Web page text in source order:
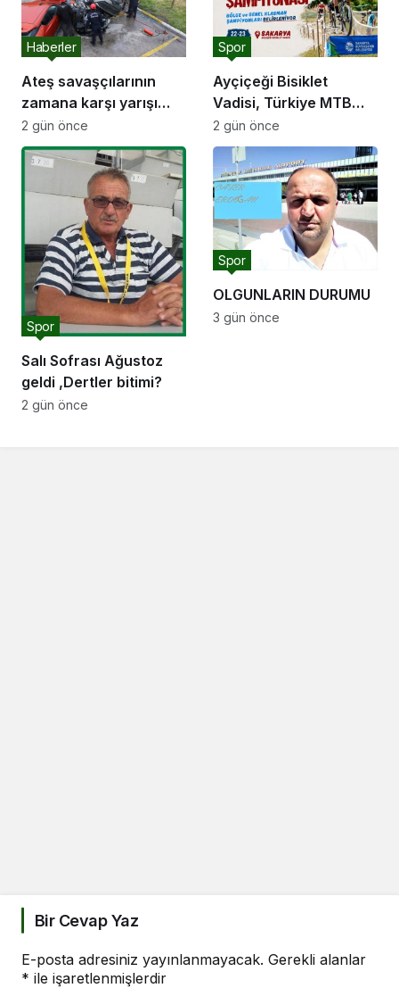
devam edeceğiz”
Ateş savaşçılarının
zamana karşı yarışı
faciaların önüne geçti
Haberler
2 gün önce
Ayçiçeği Bisiklet
Vadisi, Türkiye MTB
Şampiyonası’na ev
sahipliği yapacak
Spor
2 gün önce
Salı Sofrası Ağustoz
geldi ,Dertler bitimi?
Spor
2 gün önce
OLGUNLARIN DURUMU
Spor
3 gün önce
Bir Cevap Yaz
E-posta adresiniz yayınlanmayacak. Gerekli alanlar
* ile işaretlenmişlerdir